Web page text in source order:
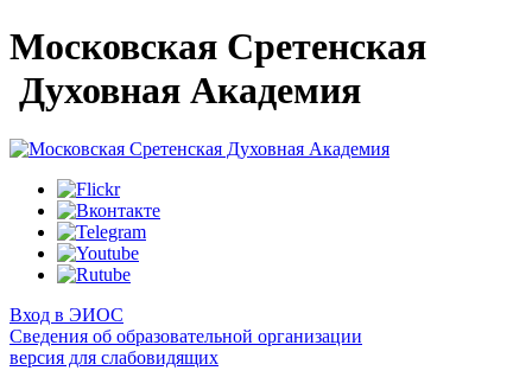
Московская Сретенская
Духовная Академия
Вход в ЭИОС
Сведения об образовательной организации
версия для слабовидящих